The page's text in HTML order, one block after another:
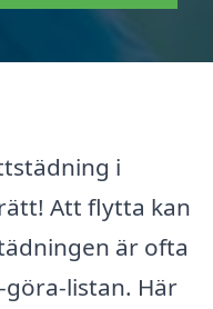
i
Att flytta kan
är ofta
listan. Här